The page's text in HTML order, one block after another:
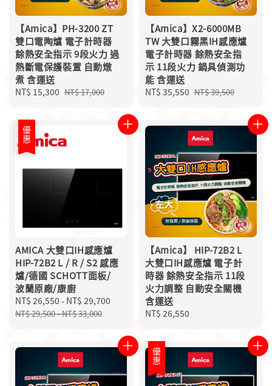
【Amica】PH-3200 ZT
雙口電陶爐 電子計時器
餘熱安全指示 9段火力 過
熱斷電保護裝置 自動燉
煮 含運送
Sale
NT$ 15,300 Regular
NT$ 17,000
【Amica】X2-6000MB
TW 大雙口霧黑IH感應爐
電子計時器 餘熱安全指
示 11段火力 鍋具偵測功
能 含運送
Sale
NT$ 35,550 Regular
NT$ 39,500
優惠
AMICA 大雙口IH感應爐
HIP-72B2 L / R / S2 感應
爐/德國 SCHOTT面板/
波蘭原廠/康廚
Sale
price
NT$ 26,550 - NT$ 29,700
Regular
NT$ 29,500-NT$ 33,000
【Amica】 HIP-72B2 L
大雙口IH感應爐 電子計
時器 餘熱安全指示 11段
火力調整 自動安全關機
含運送
Regular
NT$ 26,550
優惠